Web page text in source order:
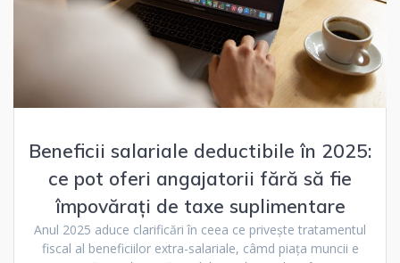
Beneficii salariale deductibile în 2025:
ce pot oferi angajatorii fără să fie
împovărați de taxe suplimentare
Anul 2025 aduce clarificări în ceea ce privește tratamentul
fiscal al beneficiilor extra-salariale, câmd piața muncii e